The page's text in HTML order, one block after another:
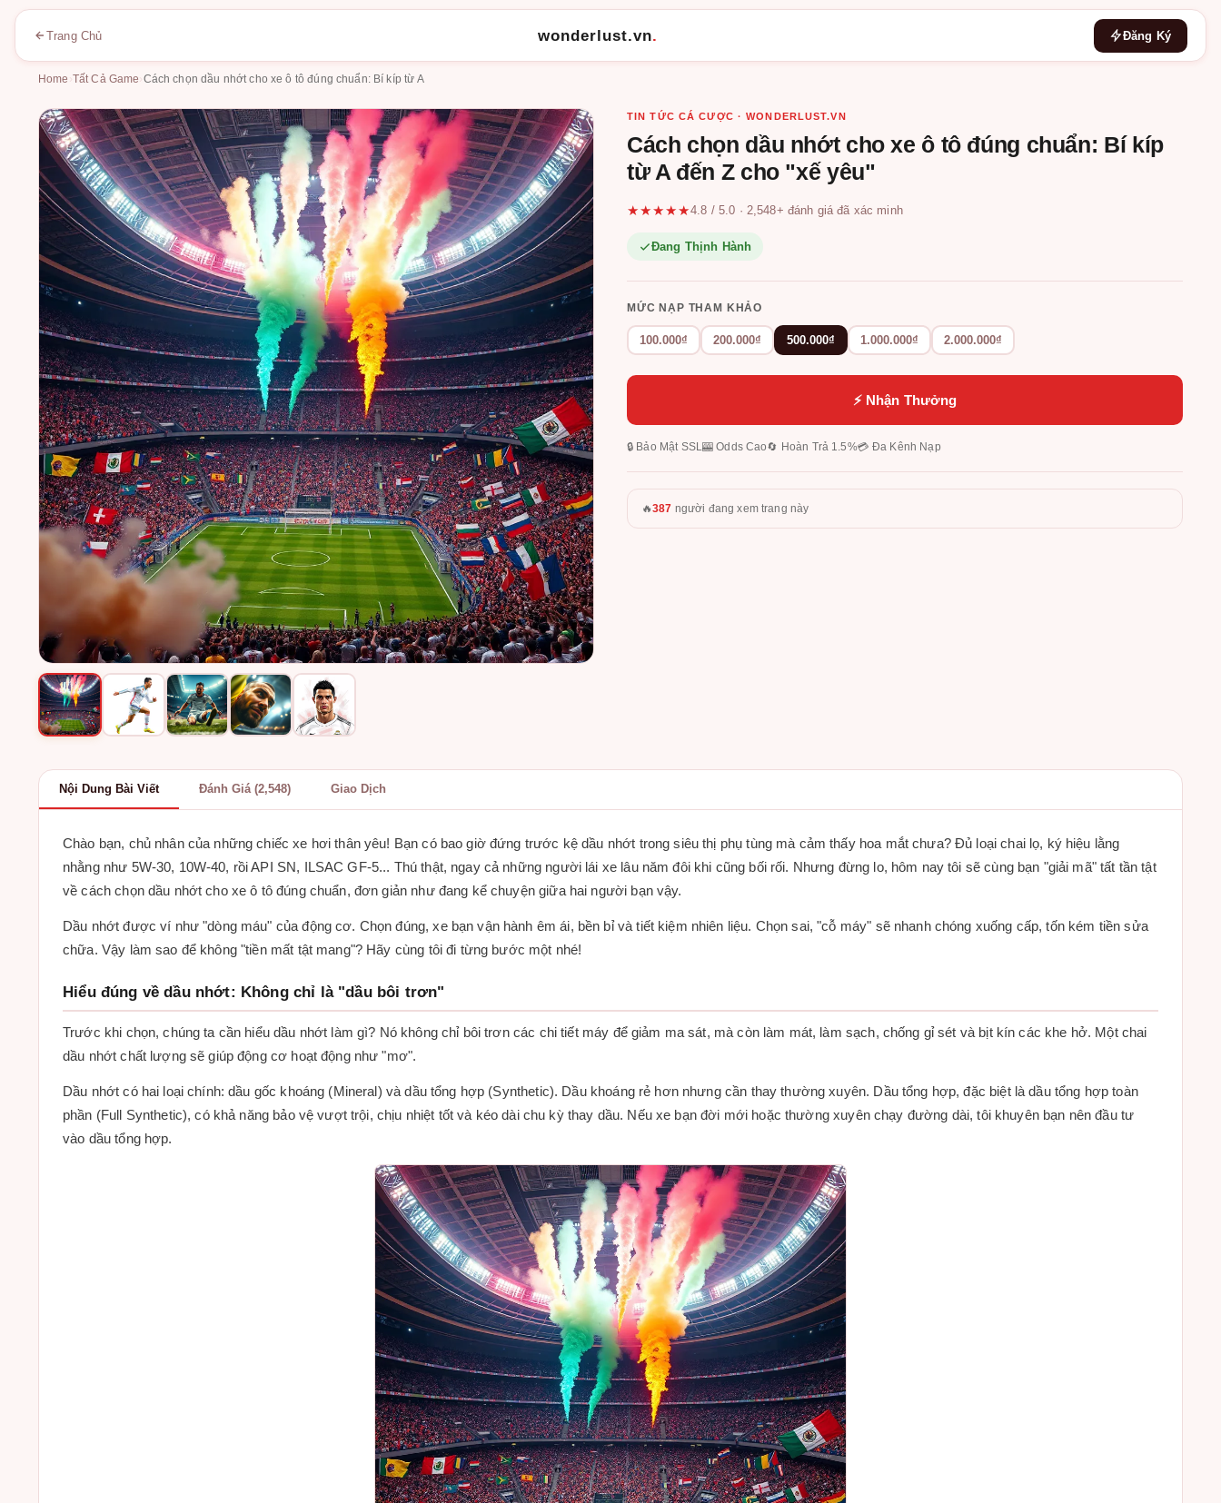
Trang Chủ wonderlust.vn. Đăng Ký
Home Tất Cả Game Cách chọn dầu nhớt cho xe ô tô đúng chuẩn: Bí kíp từ A
TIN TỨC CÁ CƯỢC · WONDERLUST.VN
Cách chọn dầu nhớt cho xe ô tô đúng chuẩn: Bí kíp
từ A đến Z cho "xế yêu"
★★★★★4.8 / 5.0 · 2,548+ đánh giá đã xác minh
Đang Thịnh Hành
MỨC NẠP THAM KHẢO
100.000₫ 200.000₫ 500.000₫ 1.000.000₫ 2.000.000₫
⚡ Nhận Thưởng
🔒 Bảo Mật SSL 🎰 Odds Cao🔄 Hoàn Trả 1.5%💳 Đa Kênh Nạp
🔥387 người đang xem trang này
Nội Dung Bài Viết Đánh Giá (2,548) Giao Dịch
Chào bạn, chủ nhân của những chiếc xe hơi thân yêu! Bạn có bao giờ đứng trước kệ dầu nhớt trong siêu thị phụ tùng mà cảm thấy hoa mắt chưa? Đủ loại chai lọ, ký hiệu lằng
nhằng như 5W-30, 10W-40, rồi API SN, ILSAC GF-5... Thú thật, ngay cả những người lái xe lâu năm đôi khi cũng bối rối. Nhưng đừng lo, hôm nay tôi sẽ cùng bạn "giải mã" tất tần tật
về cách chọn dầu nhớt cho xe ô tô đúng chuẩn, đơn giản như đang kể chuyện giữa hai người bạn vậy.
Dầu nhớt được ví như "dòng máu" của động cơ. Chọn đúng, xe bạn vận hành êm ái, bền bỉ và tiết kiệm nhiên liệu. Chọn sai, "cỗ máy" sẽ nhanh chóng xuống cấp, tốn kém tiền sửa
chữa. Vậy làm sao để không "tiền mất tật mang"? Hãy cùng tôi đi từng bước một nhé!
Hiểu đúng về dầu nhớt: Không chỉ là "dầu bôi trơn"
Trước khi chọn, chúng ta cần hiểu dầu nhớt làm gì? Nó không chỉ bôi trơn các chi tiết máy để giảm ma sát, mà còn làm mát, làm sạch, chống gỉ sét và bịt kín các khe hở. Một chai
dầu nhớt chất lượng sẽ giúp động cơ hoạt động như "mơ".
Dầu nhớt có hai loại chính: dầu gốc khoáng (Mineral) và dầu tổng hợp (Synthetic). Dầu khoáng rẻ hơn nhưng cần thay thường xuyên. Dầu tổng hợp, đặc biệt là dầu tổng hợp toàn
phần (Full Synthetic), có khả năng bảo vệ vượt trội, chịu nhiệt tốt và kéo dài chu kỳ thay dầu. Nếu xe bạn đời mới hoặc thường xuyên chạy đường dài, tôi khuyên bạn nên đầu tư
vào dầu tổng hợp.